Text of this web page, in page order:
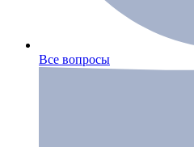
Все вопросы